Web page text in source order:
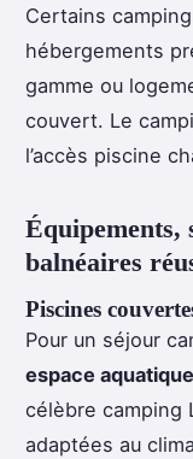
Certains
hébergements
gamme ou
couvert. Le
l’accès piscine
Équipements,
balnéaires
Piscines
Pour un séjour
espace aquatique
célèbre camping
adaptées au